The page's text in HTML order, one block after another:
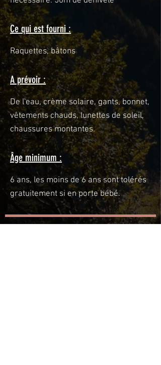
Ce qui est fourni :
Raquettes, bâtons
A prévoir :
De l'eau, crème solaire, gants, bonnet,
vêtements chauds, lunettes de soleil,
chaussures montantes.
Âge minimum :
6 ans, les moins de 6 ans sont tolérés
gratuitement si en porte bébé.